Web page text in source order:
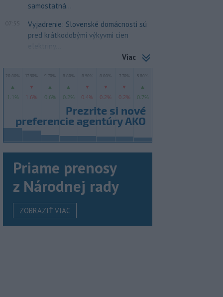
samostatná...
07:55
Vyjadrenie: Slovenské domácnosti sú
pred krátkodobými výkyvmi cien
elektriny...
Viac
Priame prenosy
z Národnej rady
ZOBRAZIŤ VIAC